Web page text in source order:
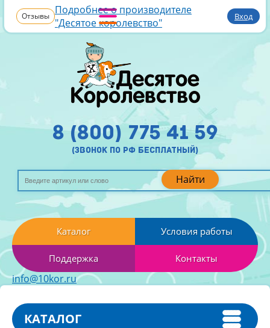
Отзывы Подробнее о производителе
"Десятое королевство"
Вход
Найти
8 (800) 775 41 59
(звонок по рф бесплатный)
Каталог Условия работы
Поддержка Контакты
info@10kor.ru
КАТАЛОГ